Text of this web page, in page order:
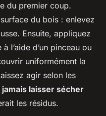
du premier coup.
du bois : enlevez
Ensuite, appliquez
l’aide d’un pinceau ou
uniformément la
agir selon les
jamais laisser sécher
les résidus.